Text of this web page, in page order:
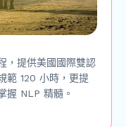
，提供美國國際雙認
範 120 小時，更提
握 NLP 精髓。